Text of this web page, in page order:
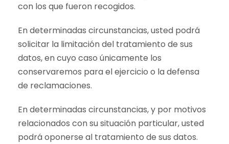
con los que fueron recogidos.
En determinadas circunstancias, usted podrá
solicitar la limitación del tratamiento de sus
datos, en cuyo caso únicamente los
conservaremos para el ejercicio o la defensa
de reclamaciones.
En determinadas circunstancias, y por motivos
relacionados con su situación particular, usted
podrá oponerse al tratamiento de sus datos.